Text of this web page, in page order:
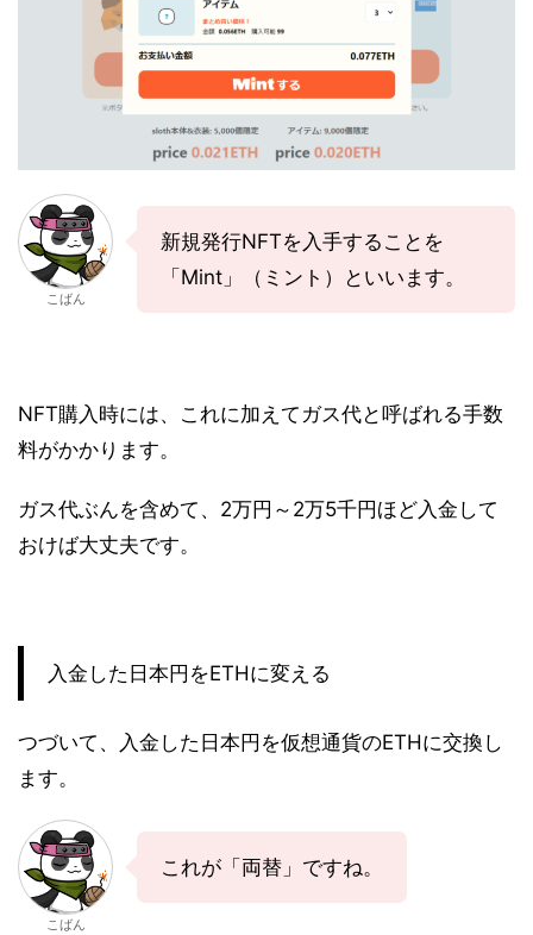
こばん
新規発行NFTを入手することを
「Mint」（ミント）といいます。
NFT購入時には、これに加えてガス代と呼ばれる手数
料がかかります。
ガス代ぶんを含めて、2万円～2万5千円ほど入金して
おけば大丈夫です。
入金した日本円をETHに変える
つづいて、入金した日本円を仮想通貨のETHに交換し
ます。
こばん
これが「両替」ですね。